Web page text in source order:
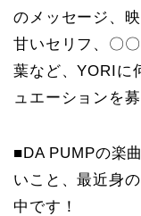
のメッセージ、
甘いセリフ、〇
葉など、YORIに
ュエーションを募
■DA PUMPの楽
いこと、最近身
中です！